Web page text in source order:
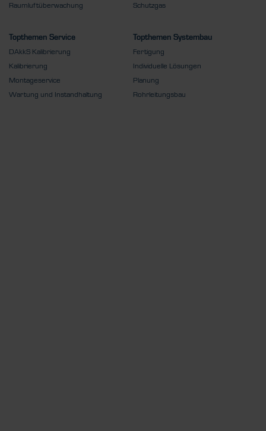
Raumluftüberwachung
Schutzgas
Topthemen Service
DAkkS Kalibrierung
Kalibrierung
Montageservice
Wartung und Instandhaltung
Topthemen Systembau
Fertigung
Individuelle Lösungen
Planung
Rohrleitungsbau